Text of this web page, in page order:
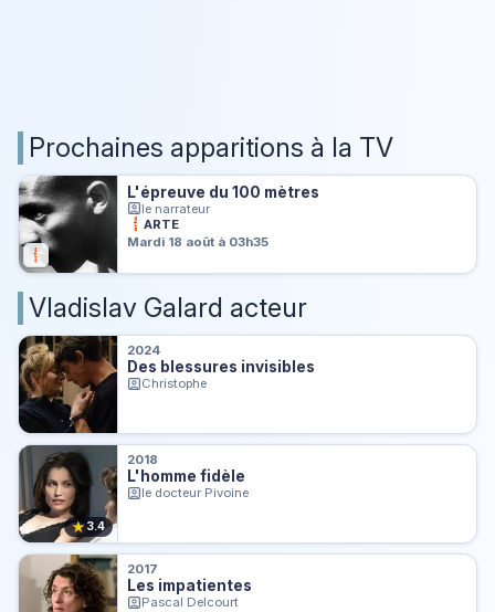
Prochaines apparitions à la TV
L'épreuve du 100 mètres
le narrateur
ARTE
Mardi 18 août à 03h35
Vladislav Galard acteur
2024
Des blessures invisibles
Christophe
★3.4
2018
L'homme fidèle
le docteur Pivoine
2017
Les impatientes
Pascal Delcourt